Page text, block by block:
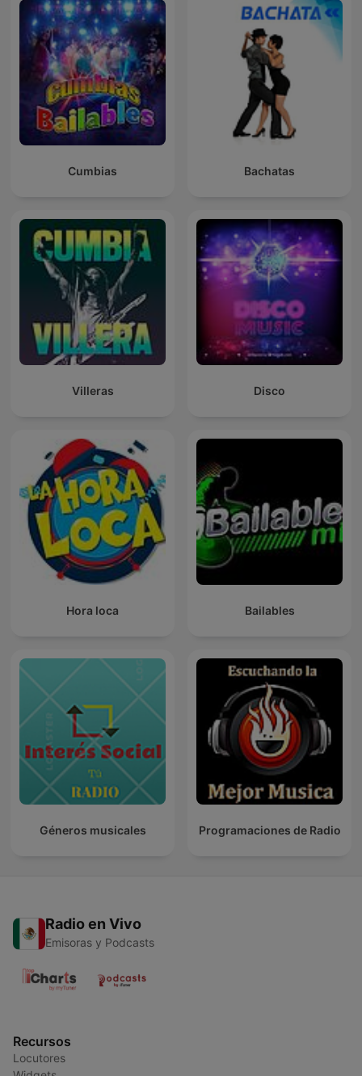
Cumbias Bachatas
Villeras Disco
Hora loca Bailables
Géneros musicales Programaciones de Radio
Radio en Vivo
Emisoras y Podcasts
Recursos
Locutores